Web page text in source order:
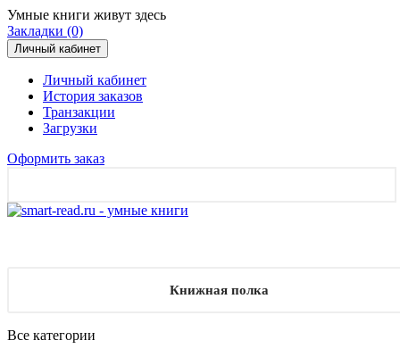
Умные книги живут здесь
Закладки (0)
Личный кабинет
Личный кабинет
История заказов
Транзакции
Загрузки
Оформить заказ
Книжная полка
Все категории